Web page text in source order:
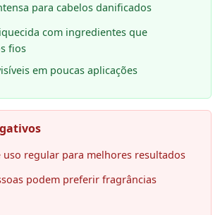
para cabelos danificados
com ingredientes que
fios
em poucas aplicações
uso regular para melhores resultados
podem preferir fragrâncias